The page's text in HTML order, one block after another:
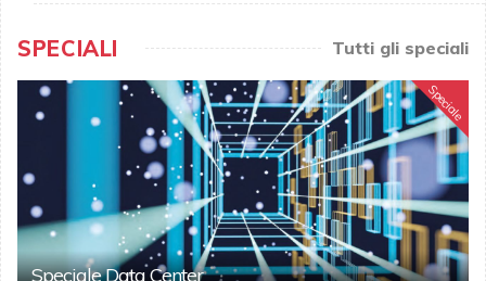
SPECIALI Tutti gli speciali
Speciale
Speciale Data Center